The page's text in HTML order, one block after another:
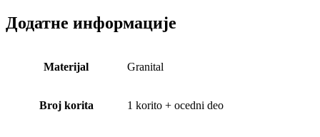
Додатне информације
Materijal Granital
Broj korita 1 korito + ocedni deo